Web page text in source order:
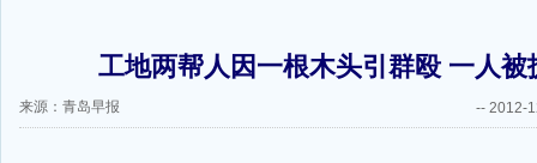
工地两帮人因一根木头引群殴 一人被
来源：青岛早报 -- 2012-